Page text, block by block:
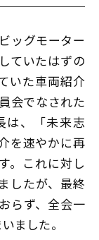
ッグモーター
ていたはずの
いた車両紹介
会でなされた
は、「未来志
を速やかに再
。これに対し
したが、最終
らず、全会一
ました。